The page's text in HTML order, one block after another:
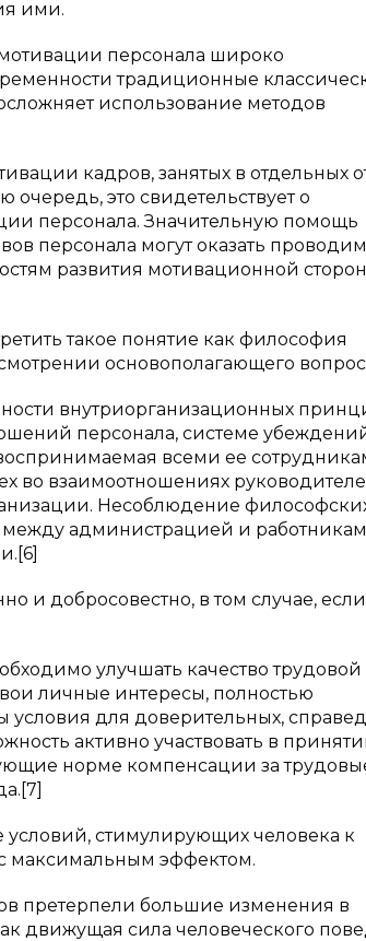
ими.
персонала широко
традиционные
использование методов
кадров, занятых в отдельных
очередь, это свидетельствует о
персонала. Значительную помощь
персонала могут оказать
развития мотивационной
такое понятие как философия
основополагающего
внутриорганизационных
персонала, системе
всеми ее
во взаимоотношениях
Несоблюдение
администрацией и
и добросовестно, в том случае,
улучшать качество
личные интересы, полностью
для доверительных,
активно участвовать в
норме компенсации за
стимулирующих человека к
максимальным эффектом.
претерпели большие изменения в
движущая сила человеческого